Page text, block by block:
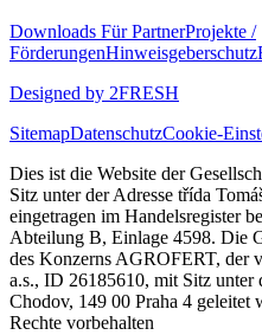
Downloads Für PartnerProjekte /
FörderungenHinweisgeberschutz
Designed by 2FRESH
SitemapDatenschutzCookie-
Dies ist die Website der
Sitz unter der Adresse třída
eingetragen im Handelsregister
Abteilung B, Einlage 4598. Die
des Konzerns AGROFERT, der
a.s., ID 26185610, mit Sitz unter
Chodov, 149 00 Praha 4
Rechte vorbehalten